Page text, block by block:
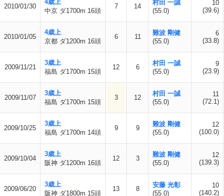
2010/01/30
4歳上
中京 ダ1700m 16頭
7 14
村田 一誠
(55.0)
10
(39.6)
2010/01/05
4歳上
京都 ダ1200m 16頭
6 11
難波 剛健
(55.0)
6
(33.8)
2009/11/21
3歳上
福島 ダ1700m 15頭
12 6
村田 一誠
(55.0)
9
(23.9)
2009/11/07
3歳上
福島 ダ1700m 15頭
3 12
村田 一誠
(55.0)
11
(72.1)
2009/10/25
3歳上
福島 ダ1700m 14頭
9 9
難波 剛健
(55.0)
12
(100.0)
2009/10/04
3歳上
阪神 ダ1200m 16頭
12 3
難波 剛健
(55.0)
12
(139.3)
2009/06/20
3歳上
阪神 ダ1800m 15頭
13 8
安藤 光彰
(55.0)
10
(140.2)